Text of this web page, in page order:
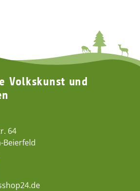
Volkskunst und
64
Beierfeld